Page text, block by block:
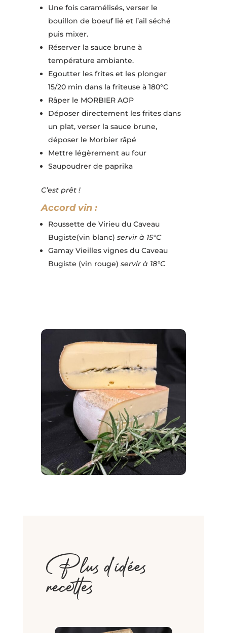
Une fois caramélisés, verser le
bouillon de boeuf lié et l’ail séché
puis mixer.
Réserver la sauce brune à
température ambiante.
Egoutter les frites et les plonger
15/20 min dans la friteuse à 180°C
Râper le MORBIER AOP
Déposer directement les frites dans
un plat, verser la sauce brune,
déposer le Morbier râpé
Mettre légèrement au four
Saupoudrer de paprika
C’est prêt !
Accord vin :
Roussette de Virieu du Caveau
Bugiste(vin blanc) servir à 15°C
Gamay Vieilles vignes du Caveau
Bugiste (vin rouge) servir à 18°C
Plus d'idées
recettes